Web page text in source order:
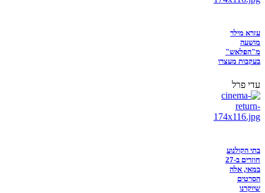
עזרא מילר
מושעה
מ"הפלאש"
בעקבות מעצרו
עדי פרל
בתי הקולנוע
חוזרים ב-27
במאי, אלה
הסרטים
שיוקרנו